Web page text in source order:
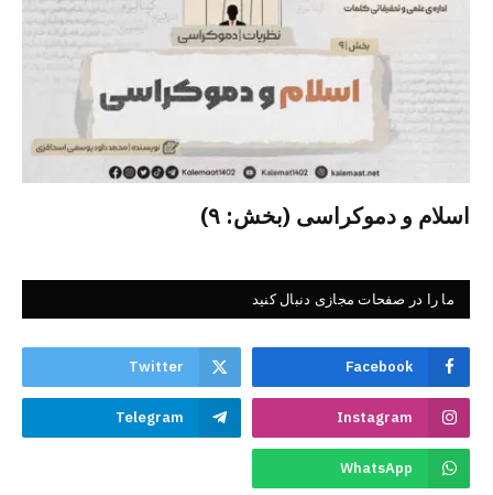
اسلام و دموکراسی (بخش: ۹)
ما را در صفحات مجازی دنبال کنید
Facebook
Twitter
Instagram
Telegram
WhatsApp